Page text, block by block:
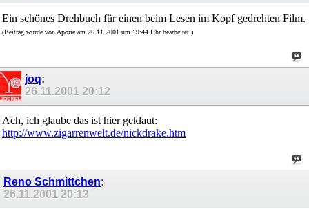
Ein schönes Drehbuch für einen beim Lesen im Kopf gedrehten Film.
(Beitrag wurde von Aporie am 26.11.2001 um 19:44 Uhr bearbeitet.)
joq:
26.11.2001 20:12
Ach, ich glaube das ist hier geklaut:
http://www.zigarrenwelt.de/nickdrake.htm
Reno Schmittchen:
26.11.2001 20:13